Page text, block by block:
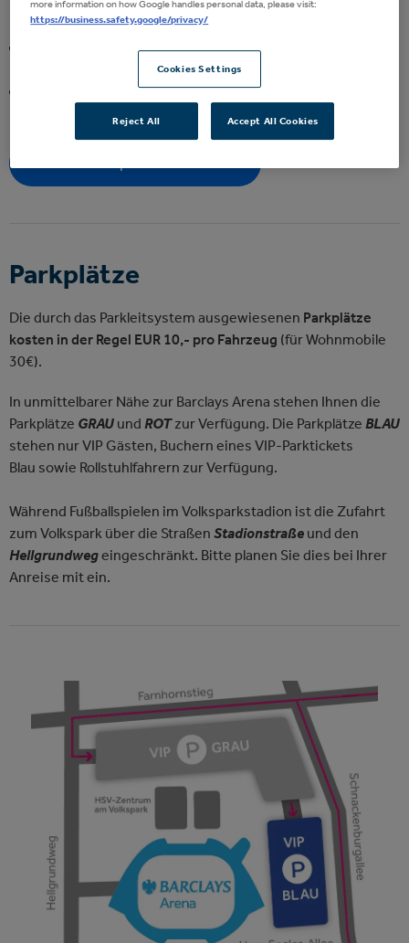
Nutzen Sie für IhrNavigationssystembitte diese Adressen:
Schnackenburgallee 112für dieParkplätze WEISS und
Parkplätze
Die durch das Parkleitsystem ausgewiesenen Parkplätze
kosten in der Regel EUR 10,- pro Fahrzeug (für Wohnmobile
30€).
In unmittelbarer Nähe zur Barclays Arena stehen Ihnen die
Parkplätze GRAU und ROTzur Verfügung. Die Parkplätze BLAU
stehen nur VIP Gästen, Buchern eines VIP-Parktickets
Blau sowie Rollstuhlfahrern zur Verfügung.
Während Fußballspielen im Volksparkstadion ist die Zufahrt
zum Volkspark über die Straßen Stadionstraße und den
Hellgrundwegeingeschränkt. Bitte planen Sie dies bei Ihrer
Anreise mit ein.
more information on how Google handles personal data, please visit:
https://business.safety.google/privacy/
Cookies Settings
Reject All Accept All Cookies